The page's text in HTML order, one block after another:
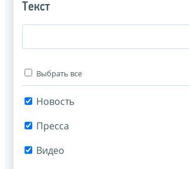
Текст
Выбрать все
Новость
Пресса
Видео